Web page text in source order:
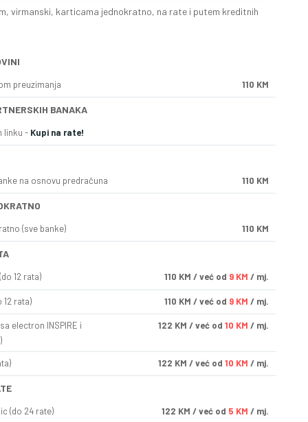
virmanski, karticama jednokratno, na rate i putem kreditnih
preuzimanja 110 KM
BANAKA
linku - Kupi na rate!
na osnovu predračuna 110 KM
(sve banke) 110 KM
12 rata) 110 KM / već od 9 KM / mj.
12 rata) 110 KM / već od 9 KM / mj.
electron INSPIRE i
122 KM / već od 10 KM / mj.
122 KM / već od 10 KM / mj.
(do 24 rate) 122 KM / već od 5 KM / mj.